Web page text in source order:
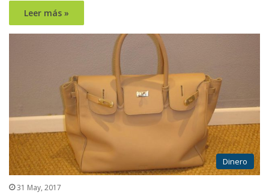
Leer más »
Dinero
31 May, 2017